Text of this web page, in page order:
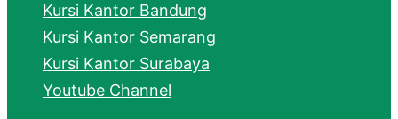
Kursi Kantor Bandung
Kursi Kantor Semarang
Kursi Kantor Surabaya
Youtube Channel